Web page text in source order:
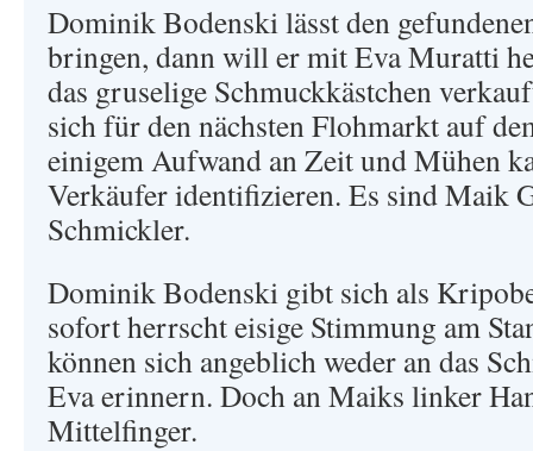
Dominik Bodenski lässt den
bringen, dann will er mit Eva Muratti
das gruselige Schmuckkästchen
sich für den nächsten Flohmarkt auf
einigem Aufwand an Zeit und Mühen
Verkäufer identifizieren. Es sind Maik
Schmickler.
Dominik Bodenski gibt sich als
sofort herrscht eisige Stimmung am
können sich angeblich weder an das
Eva erinnern. Doch an Maiks linker
Mittelfinger.